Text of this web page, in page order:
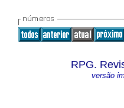
RPG.
versão